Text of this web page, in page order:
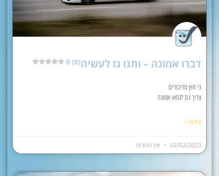
דברו אמונה – ותנו גז לעשיה0 (0)
כי חוץ מדיבורים
צריך גם לנסוע אמונה
קרא עוד »
02/02/2023 אין תגובות